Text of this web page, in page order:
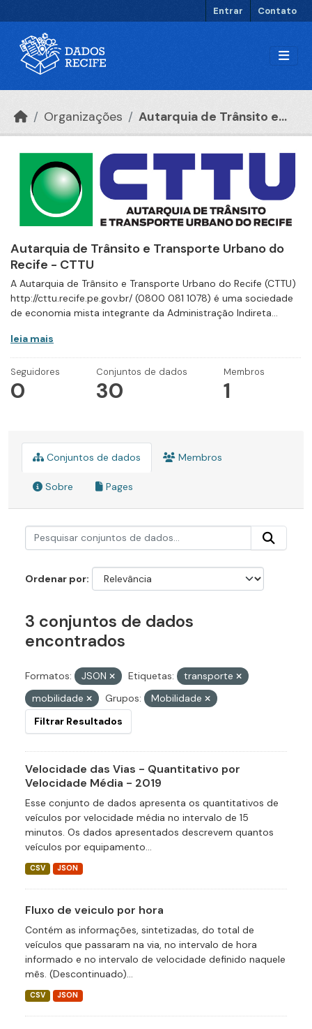
Entrar Contato
Organizações Autarquia de Trânsito e...
Autarquia de Trânsito e Transporte Urbano do
Recife - CTTU
A Autarquia de Trânsito e Transporte Urbano do Recife (CTTU)
http://cttu.recife.pe.gov.br/ (0800 081 1078) é uma sociedade
de economia mista integrante da Administração Indireta...
leia mais
Seguidores
0
Conjuntos de dados
30
Membros
1
Conjuntos de dados Membros
Sobre Pages
Ordenar por
3 conjuntos de dados
encontrados
Formatos: JSON Etiquetas:
transporte
mobilidade
Grupos:
Mobilidade
Filtrar Resultados
Velocidade das Vias - Quantitativo por
Velocidade Média - 2019
Esse conjunto de dados apresenta os quantitativos de
veículos por velocidade média no intervalo de 15
minutos. Os dados apresentados descrevem quantos
veículos por equipamento...
CSV JSON
Fluxo de veiculo por hora
Contém as informações, sintetizadas, do total de
veículos que passaram na via, no intervalo de hora
informado e no intervalo de velocidade definido naquele
mês. (Descontinuado)...
CSV JSON